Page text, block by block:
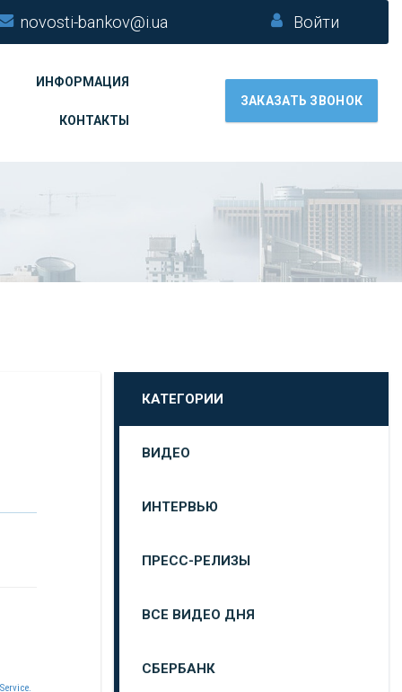
novosti-bankov@i.ua Войти
ИНФОРМАЦИЯ
КОНТАКТЫ
ЗАКАЗАТЬ ЗВОНОК
КАТЕГОРИИ
ВИДЕО
ИНТЕРВЬЮ
ПРЕСС-РЕЛИЗЫ
ВСЕ ВИДЕО ДНЯ
СБЕРБАНК